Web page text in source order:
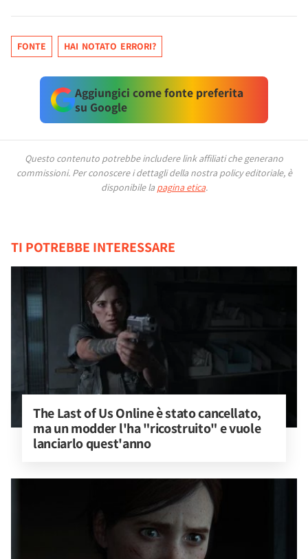
FONTE HAI NOTATO ERRORI?
Aggiungici come fonte preferita
su Google
Questo contenuto potrebbe includere link affiliati che generano
commissioni. Per conoscere i dettagli della nostra policy editoriale, è
disponibile la pagina etica.
TI POTREBBE INTERESSARE
The Last of Us Online è stato cancellato,
ma un modder l'ha "ricostruito" e vuole
lanciarlo quest'anno